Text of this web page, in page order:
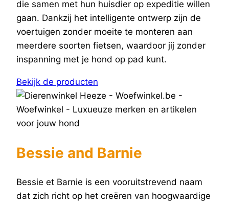
die samen met hun huisdier op expeditie willen
gaan. Dankzij het intelligente ontwerp zijn de
voertuigen zonder moeite te monteren aan
meerdere soorten fietsen, waardoor jij zonder
inspanning met je hond op pad kunt.
Bekijk de producten
Bessie and Barnie
Bessie et Barnie is een vooruitstrevend naam
dat zich richt op het creëren van hoogwaardige